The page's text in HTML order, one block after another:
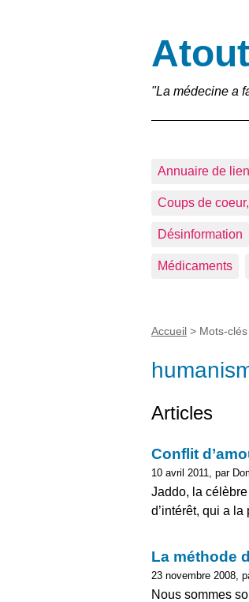
"La médecine a
Annuaire de
Coups de
Désinformation
Médicaments
Accueil > Mots-
Articles
Conflit
10 avril 2011, par
Jaddo, la
d’intérêt, qui a la
La méthode
23 novembre 2008,
Nous sommes